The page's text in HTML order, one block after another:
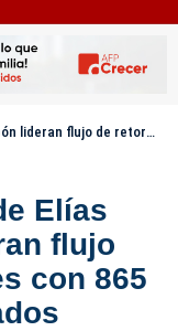
lunes con 865 extranjeros procesados
Elías
flujo
con 865